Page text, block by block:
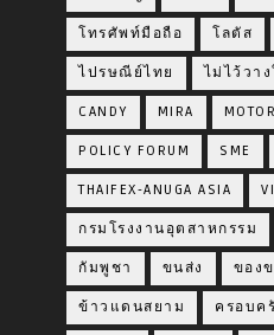
โทรศัพท์มือถือ โลตัส
ไปรษณีย์ไทย ไม่ไว้วาง
CANDY MIRA
POLICY FORUM SME
THAIFEX-ANUGA ASIA
กรมโรงงานอุตสาหกรรม
กัมพูชา ขนส่ง ของ
ข้าวแดนสยาม ครอบค